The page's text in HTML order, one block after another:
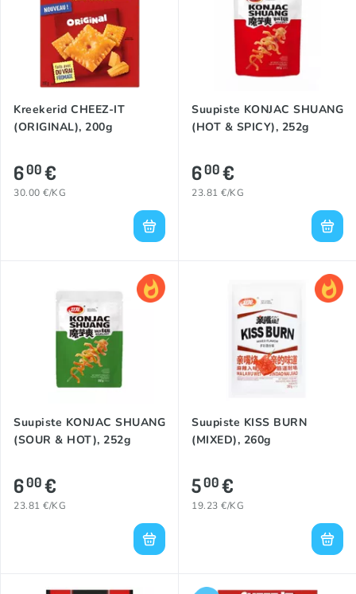
Kreekerid CHEEZ-IT
(ORIGINAL), 200g
600€
30.00 €/KG
Suupiste KONJAC SHUANG
(HOT & SPICY), 252g
600€
23.81 €/KG
Suupiste KONJAC SHUANG
(SOUR & HOT), 252g
600€
23.81 €/KG
Suupiste KISS BURN
(MIXED), 260g
500€
19.23 €/KG